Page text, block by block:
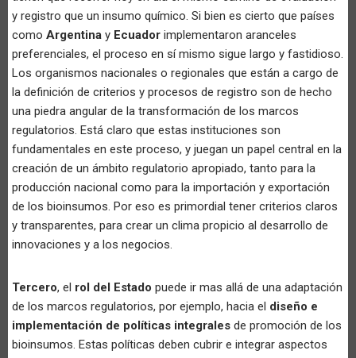
y registro que un insumo químico. Si bien es cierto que países
como Argentina y Ecuador implementaron aranceles
preferenciales, el proceso en sí mismo sigue largo y fastidioso.
Los organismos nacionales o regionales que están a cargo de
la definición de criterios y procesos de registro son de hecho
una piedra angular de la transformación de los marcos
regulatorios. Está claro que estas instituciones son
fundamentales en este proceso, y juegan un papel central en la
creación de un ámbito regulatorio apropiado, tanto para la
producción nacional como para la importación y exportación
de los bioinsumos. Por eso es primordial tener criterios claros
y transparentes, para crear un clima propicio al desarrollo de
innovaciones y a los negocios.
Tercero, el rol del Estado puede ir mas allá de una adaptación
de los marcos regulatorios, por ejemplo, hacia el diseño e
implementación de políticas integrales de promoción de los
bioinsumos. Estas políticas deben cubrir e integrar aspectos